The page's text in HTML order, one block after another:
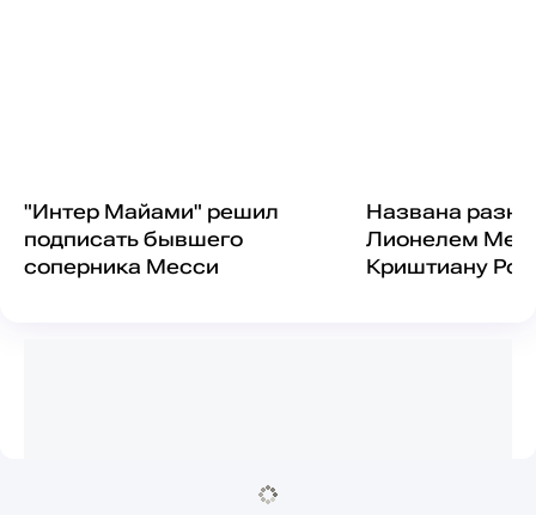
"Интер Майами" решил
подписать бывшего
соперника Месси
Названа
Лионелем
Криштиану